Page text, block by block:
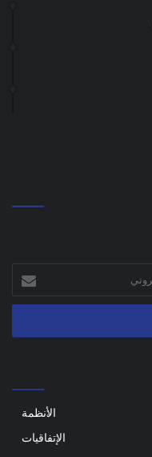
الأنظمة
الإتفاقيات